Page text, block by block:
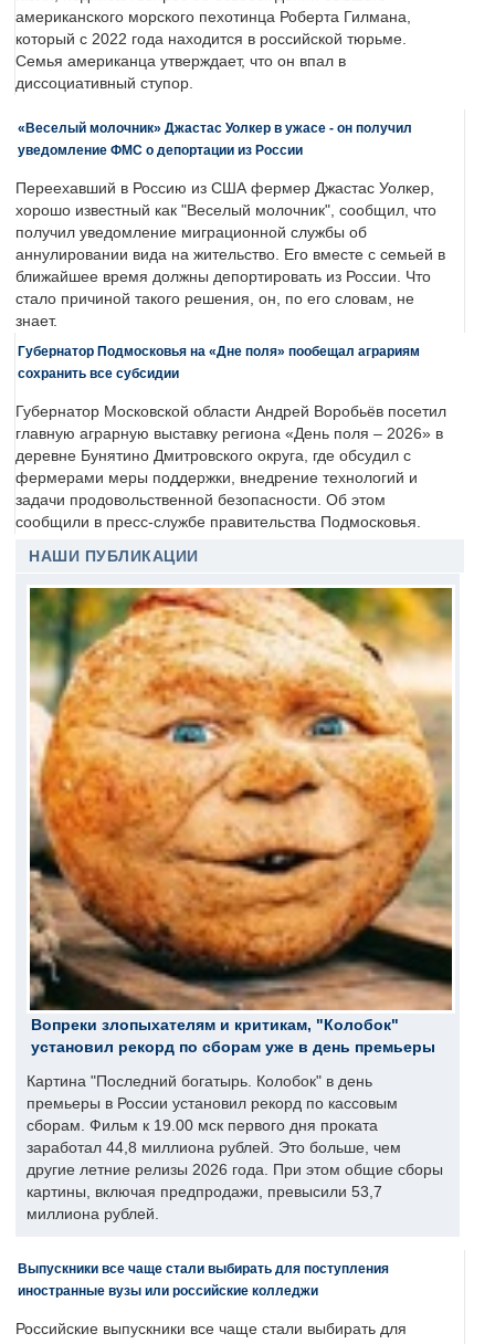
американского морского пехотинца Роберта Гилмана,
который с 2022 года находится в российской тюрьме.
Семья американца утверждает, что он впал в
диссоциативный ступор.
«Веселый молочник» Джастас Уолкер в ужасе - он получил
уведомление ФМС о депортации из России
Переехавший в Россию из США фермер Джастас Уолкер,
хорошо известный как "Веселый молочник", сообщил, что
получил уведомление миграционной службы об
аннулировании вида на жительство. Его вместе с семьей в
ближайшее время должны депортировать из России. Что
стало причиной такого решения, он, по его словам, не
знает.
Губернатор Подмосковья на «Дне поля» пообещал аграриям
сохранить все субсидии
Губернатор Московской области Андрей Воробьёв посетил
главную аграрную выставку региона «День поля – 2026» в
деревне Бунятино Дмитровского округа, где обсудил с
фермерами меры поддержки, внедрение технологий и
задачи продовольственной безопасности. Об этом
сообщили в пресс-службе правительства Подмосковья.
НАШИ ПУБЛИКАЦИИ
Вопреки злопыхателям и критикам, "Колобок"
установил рекорд по сборам уже в день премьеры
Картина "Последний богатырь. Колобок" в день
премьеры в России установил рекорд по кассовым
сборам. Фильм к 19.00 мск первого дня проката
заработал 44,8 миллиона рублей. Это больше, чем
другие летние релизы 2026 года. При этом общие сборы
картины, включая предпродажи, превысили 53,7
миллиона рублей.
Выпускники все чаще стали выбирать для поступления
иностранные вузы или российские колледжи
Российские выпускники все чаще стали выбирать для